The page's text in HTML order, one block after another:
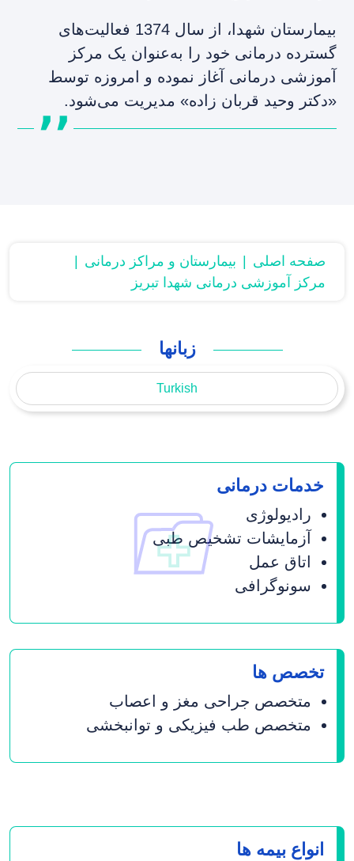
بیمارستان شهدا، از سال 1374 فعالیت‌های
گسترده درمانی خود را به‌عنوان یک مرکز
آموزشی درمانی آغاز نموده و امروزه توسط
«دکتر وحید قربان زاده» مدیریت می‌شود.
صفحه اصلی
بیمارستان و مراکز درمانی
مرکز آموزشی درمانی شهدا تبریز
زبانها
Turkish
خدمات درمانی
رادیولوژی
آزمایشات تشخیص طبی
اتاق عمل
سونوگرافی
تخصص ها
متخصص جراحی مغز و اعصاب
متخصص طب فیزیکی و توانبخشی
انواع بیمه ها